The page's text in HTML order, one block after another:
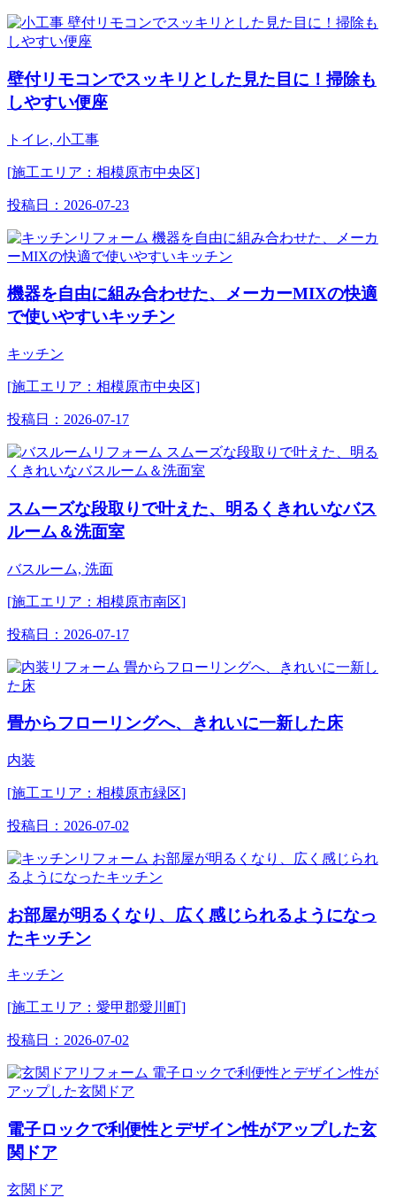
壁付リモコンでスッキリとした見た目に！掃除も
しやすい便座
トイレ, 小工事
[施工エリア：相模原市中央区]
投稿日： 2026-07-23
機器を自由に組み合わせた、メーカーMIXの快適
で使いやすいキッチン
キッチン
[施工エリア：相模原市中央区]
投稿日： 2026-07-17
スムーズな段取りで叶えた、明るくきれいなバス
ルーム＆洗面室
バスルーム, 洗面
[施工エリア：相模原市南区]
投稿日： 2026-07-17
畳からフローリングへ、きれいに一新した床
内装
[施工エリア：相模原市緑区]
投稿日： 2026-07-02
お部屋が明るくなり、広く感じられるようになっ
たキッチン
キッチン
[施工エリア：愛甲郡愛川町]
投稿日： 2026-07-02
電子ロックで利便性とデザイン性がアップした玄
関ドア
玄関ドア